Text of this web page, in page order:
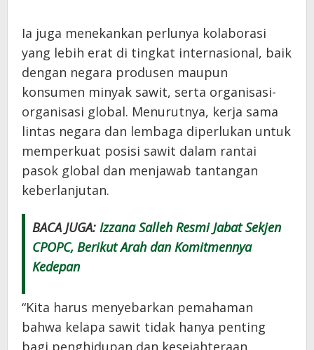
Ia juga menekankan perlunya kolaborasi
yang lebih erat di tingkat internasional, baik
dengan negara produsen maupun
konsumen minyak sawit, serta organisasi-
organisasi global. Menurutnya, kerja sama
lintas negara dan lembaga diperlukan untuk
memperkuat posisi sawit dalam rantai
pasok global dan menjawab tantangan
keberlanjutan.
BACA JUGA: Izzana Salleh Resmi Jabat Sekjen
CPOPC, Berikut Arah dan Komitmennya
Kedepan
“Kita harus menyebarkan pemahaman
bahwa kelapa sawit tidak hanya penting
bagi penghidupan dan kesejahteraan